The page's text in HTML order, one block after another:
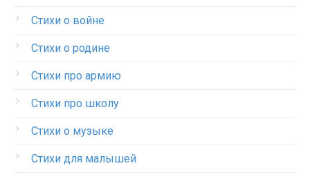
Стихи о войне
Стихи о родине
Стихи про армию
Стихи про школу
Стихи о музыке
Стихи для малышей